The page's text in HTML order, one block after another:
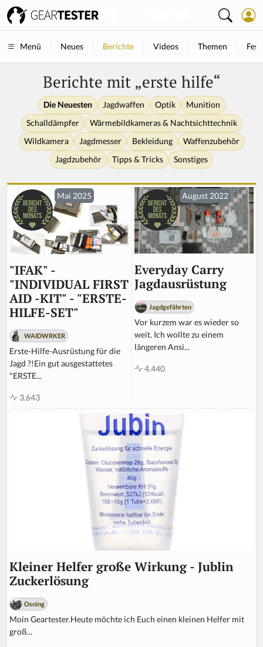
Menü Neues Berichte Videos Themen
Berichte mit „erste hilfe“
Die Neuesten Jagdwaffen Optik
Munition
Schalldämpfer
Wärmebildkameras & Nachtsichttechnik
Wildkamera
Jagdmesser Bekleidung
Waffenzubehör
Jagdzubehör
Tipps & Tricks Sonstiges
Mai 2025
"IFAK" -
"INDIVIDUAL FIRST
AID -KIT" - "ERSTE-
HILFE-SET"
WAIDWRKER
Erste-Hilfe-Ausrüstung für die
Jagd ?!Ein gut ausgestattetes
"ERSTE...
3.643
August 2022
Everyday Carry
Jagdausrüstung
Jagdgefährten
Vor kurzem war es wieder so
weit. Ich wollte zu einem
längeren Ansi...
4.440
Kleiner Helfer große Wirkung - Jublin
Zuckerlösung
Osning
Moin Geartester.Heute möchte ich Euch einen kleinen Helfer mit
groß...